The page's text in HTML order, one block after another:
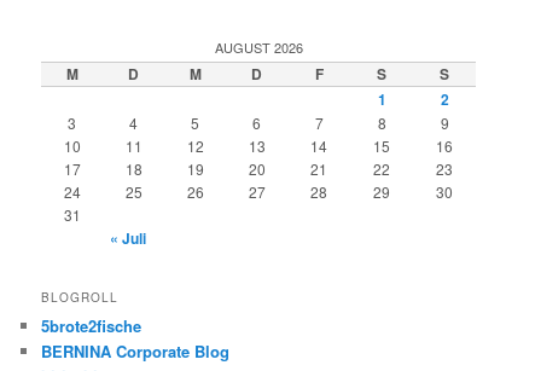
AUGUST 2026
M D M D F S
S
1
2
3 4 5 6 7 8
9
10
11 12 13 14 15
16
17
18 19 20 21 22
23
24
25 26 27 28 29
30
31
« Juli
BLOGROLL
5brote2fische
BERNINA Corporate Blog